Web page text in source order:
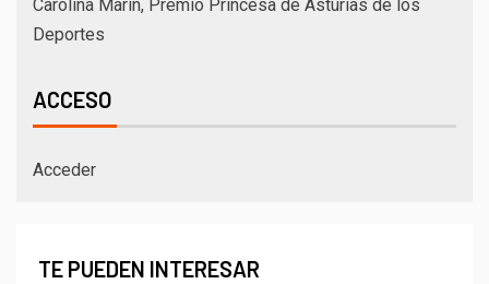
Carolina Marín, Premio Princesa de Asturias de los
Deportes
ACCESO
Acceder
TE PUEDEN INTERESAR